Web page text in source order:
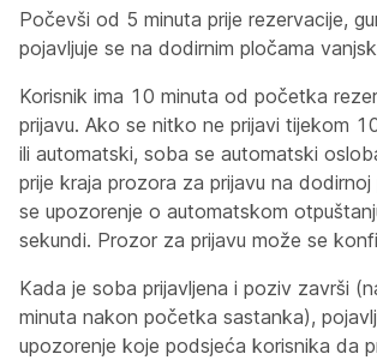
Počevši od 5 minuta prije rezervacije,
pojavljuje se na dodirnim pločama
Korisnik ima 10 minuta od početka
prijavu. Ako se nitko ne prijavi tijekom
ili automatski, soba se automatski
prije kraja prozora za prijavu na dodirnoj
se upozorenje o automatskom
sekundi. Prozor za prijavu može se
Kada je soba prijavljena i poziv završi
minuta nakon početka sastanka),
upozorenje koje podsjeća korisnika da